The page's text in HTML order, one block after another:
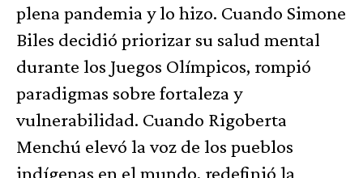
plena pandemia y lo hizo. Cuando Simone
Biles decidió priorizar su salud mental
durante los Juegos Olímpicos, rompió
paradigmas sobre fortaleza y
vulnerabilidad. Cuando Rigoberta
Menchú elevó la voz de los pueblos
indígenas en el mundo, redefinió la